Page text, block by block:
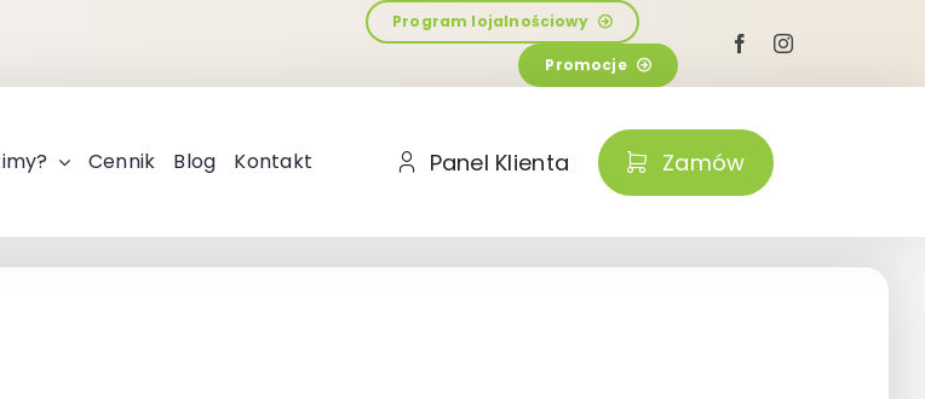
Program lojalnościowy
Promocje
Cennik Blog Kontakt Panel Klienta Zamów